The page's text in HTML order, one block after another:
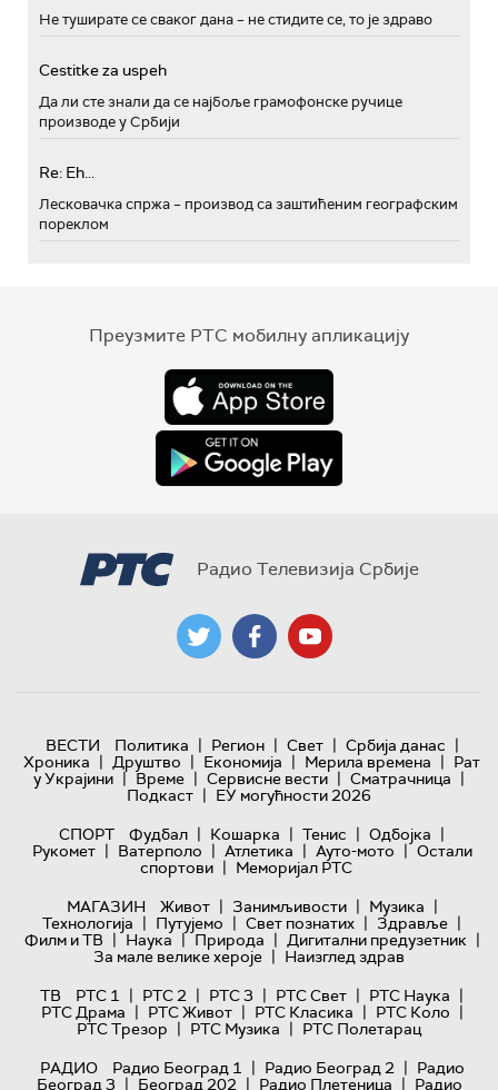
Не туширате се сваког дана – не стидите се, то је здраво
Cestitke za uspeh
Да ли сте знали да се најбоље грамофонске ручице
производе у Србији
Re: Eh...
Лесковачка спржа – производ са заштићеним географским
пореклом
Преузмите РТС мобилну апликацију
Радио Телевизија Србије
ВЕСТИ Политика | Регион | Свет | Србија данас |
Хроника | Друштво | Економија | Мерила времена | Рат
у Украјини | Време | Сервисне вести | Сматрачница |
Подкаст | ЕУ могућности 2026
СПОРТ
Фудбал | Кошарка | Тенис | Одбојка |
Рукомет | Ватерполо | Атлетика | Ауто-мото | Остали
спортови | Меморијал РТС
МАГАЗИН
Живот | Занимљивости | Музика |
Технологијa | Путујемо | Свет познатих | Здравље |
Филм и ТВ | Наука | Природа | Дигитални предузетник |
За мале велике хероје | Наизглед здрав
ТВ
РТС 1 | РТС 2 | РТС 3 | РТС Свет | РТС Наука |
РТС Драма | РТС Живот | РТС Класика | РТС Коло |
РТС Трезор | РТС Музика | РТС Полетарац
РАДИО
Радио Београд 1 | Радио Београд 2 | Радио
Београд 3 | Београд 202 | Радио Плетеница | Радио